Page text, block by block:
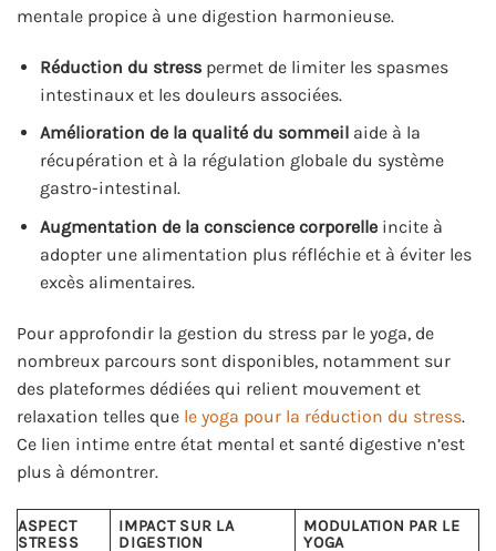
mentale propice à une digestion harmonieuse.
Réduction du stresspermet de limiter les spasmes
intestinaux et les douleurs associées.
Amélioration de la qualité du sommeilaide à la
récupération et à la régulation globale du système
gastro-intestinal.
Augmentation de la conscience corporelleincite à
adopter une alimentation plus réfléchie et à éviter les
excès alimentaires.
Pour approfondir la gestion du stress par le yoga, de
nombreux parcours sont disponibles, notamment sur
des plateformes dédiées qui relient mouvement et
relaxation telles que le yoga pour la réduction du stress.
Ce lien intime entre état mental et santé digestive n’est
plus à démontrer.
ASPECT
STRESS
IMPACT SUR LA
DIGESTION
MODULATION PAR LE
YOGA